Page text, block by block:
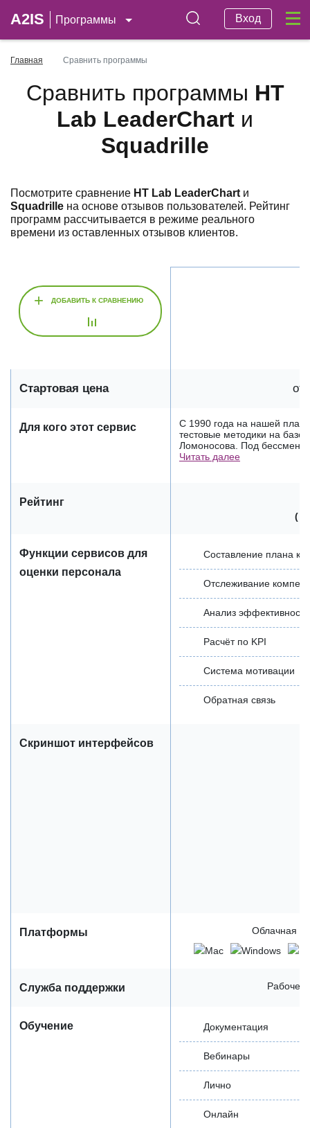
A2IS Программы Вход
Главная Сравнить программы
Сравнить программы HT
Lab LeaderChart и
Squadrille
Посмотрите сравнение HT Lab LeaderChart и
Squadrille на основе отзывов пользователей. Рейтинг
программ рассчитывается в режиме реального
времени из оставленных отзывов клиентов.
+ ДОБАВИТЬ К СРАВНЕНИЮ
Стартовая цена от
Для кого этот сервис
С 1990 года на нашей
тестовые методики на
Ломоносова. Под
Читать далее
Рейтинг
(
Функции сервисов для
оценки персонала
Составление плана
Отслеживание
Анализ
Расчёт по KPI
Система мотивации
Обратная связь
Скриншот интерфейсов
Платформы Облачная /
Служба поддержки Рабочее
Обучение Документация
Вебинары
Лично
Онлайн